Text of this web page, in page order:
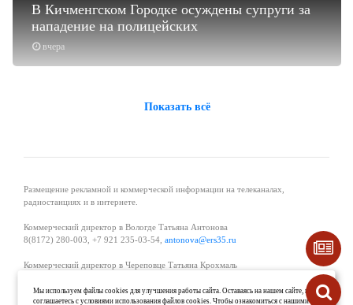
вчера
В Кичменгском Городке осуждены супруги за
нападение на полицейских
Показать всё
Размещение рекламной и коммерческой информации на телеканалах,
радиостанциях и в интернете.
Коммерческий директор в Вологде Татьяна Антонова
8(8172) 280-003, +7 921 235-03-54, antonova@ers35.ru
Коммерческий директор в Череповце Татьяна Крохмаль
Начальник отдела рекламы в Великом Устюге Екатерина Вьюжанина 8(81738)
Мы используем файлы cookies для улучшения работы сайта. Оставаясь на нашем сайте, вы
соглашаетесь с условиями использования файлов cookies. Чтобы ознакомиться с нашими